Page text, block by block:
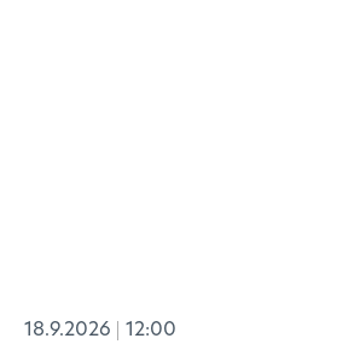
18.9.2026 12:00